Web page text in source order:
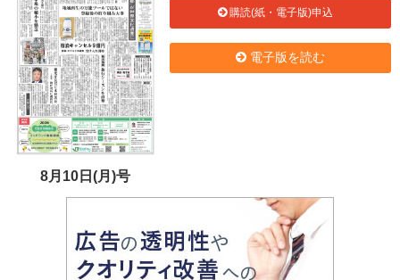
8月10日(月)号
購読(紙・電子版)申込
電子版を読む